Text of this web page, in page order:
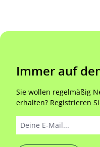
Immer auf
Sie wollen regelmäßig
erhalten? Registrieren